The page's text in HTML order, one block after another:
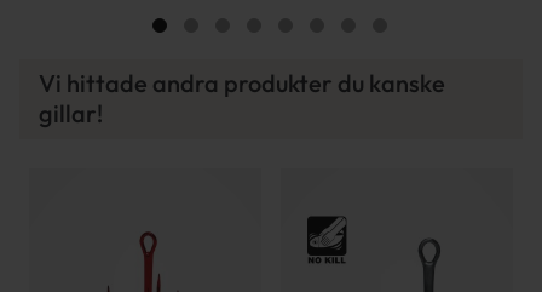
Vi hittade andra produkter du kanske
gillar!